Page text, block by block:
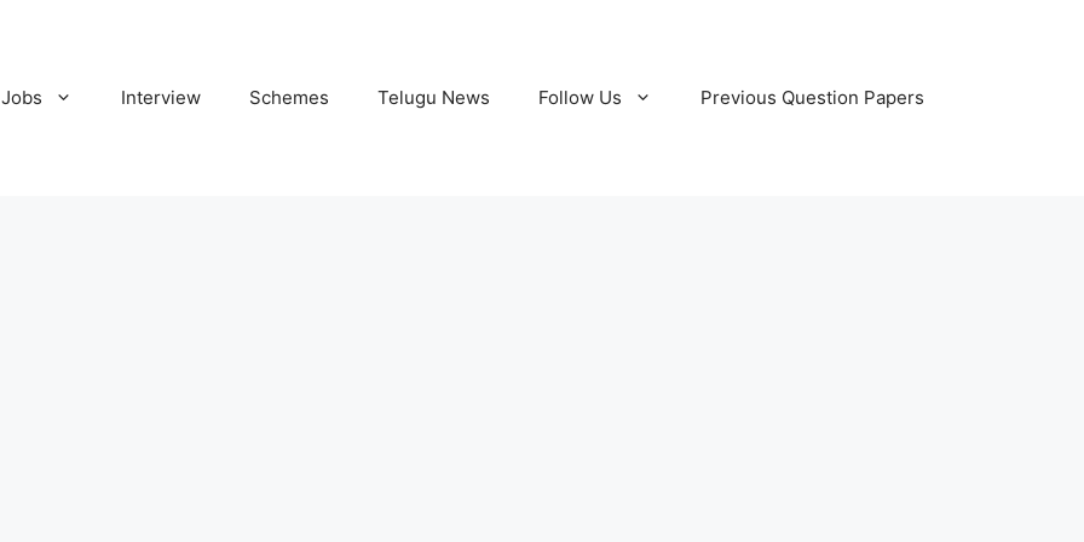
Jobs Interview Schemes Telugu News Follow Us Previous Question Papers